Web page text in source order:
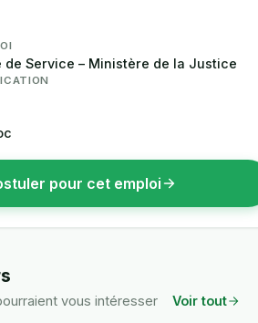
de Service – Ministère de la Justice
pour cet emploi
vous intéresser Voir tout